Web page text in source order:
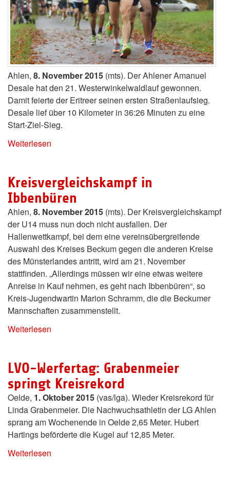
Ahlen, 8. November 2015 (mts). Der Ahlener Amanuel
Desale hat den 21. Westerwinkelwaldlauf gewonnen.
Damit feierte der Eritreer seinen ersten Straßenlaufsieg.
Desale lief über 10 Kilometer in 36:26 Minuten zu eine
Start-Ziel-Sieg.
Weiterlesen
Kreisvergleichskampf in
Ibbenbüren
Ahlen, 8. November 2015 (mts). Der Kreisvergleichskampf
der U14 muss nun doch nicht ausfallen. Der
Hallenwettkampf, bei dem eine vereinsübergreifende
Auswahl des Kreises Beckum gegen die anderen Kreise
des Münsterlandes antritt, wird am 21. November
stattfinden. „Allerdings müssen wir eine etwas weitere
Anreise in Kauf nehmen, es geht nach Ibbenbüren“, so
Kreis-Jugendwartin Marion Schramm, die die Beckumer
Mannschaften zusammenstellt.
Weiterlesen
LVO-Werfertag: Grabenmeier
springt Kreisrekord
Oelde, 1. Oktober 2015 (vas/lga). Wieder Kreisrekord für
Linda Grabenmeier. Die Nachwuchsathletin der LG Ahlen
sprang am Wochenende in Oelde 2,65 Meter. Hubert
Hartings beförderte die Kugel auf 12,85 Meter.
Weiterlesen